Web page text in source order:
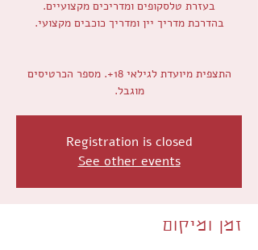
התצפית מיועדת לגילאי 18+. מספר הכרטיסים
מוגבל.
Registration is closed
See other events
זמן ומיקום